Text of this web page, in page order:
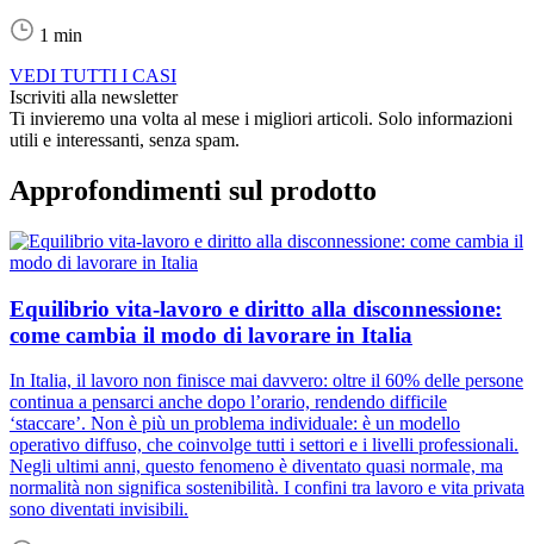
1 min
VEDI TUTTI I CASI
Iscriviti alla newsletter
Ti invieremo una volta al mese i migliori articoli. Solo informazioni
utili e interessanti, senza spam.
Approfondimenti sul prodotto
Equilibrio vita-lavoro e diritto alla disconnessione:
come cambia il modo di lavorare in Italia
In Italia, il lavoro non finisce mai davvero: oltre il 60% delle persone
continua a pensarci anche dopo l’orario, rendendo difficile
‘staccare’. Non è più un problema individuale: è un modello
operativo diffuso, che coinvolge tutti i settori e i livelli professionali.
Negli ultimi anni, questo fenomeno è diventato quasi normale, ma
normalità non significa sostenibilità. I confini tra lavoro e vita privata
sono diventati invisibili.